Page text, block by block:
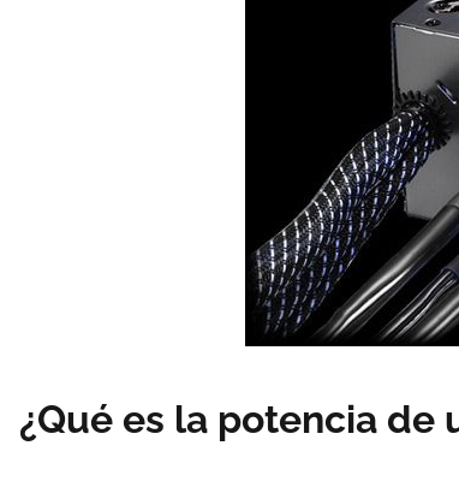
¿Qué es la potencia